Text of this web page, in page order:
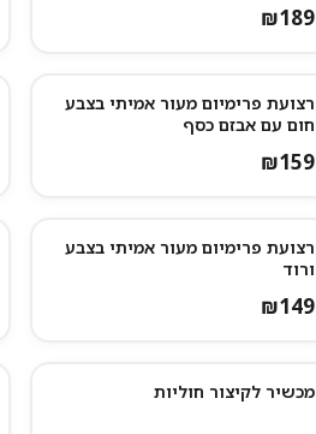
₪189
רצועת פרימיום מעור אמיתי בצבע
חום עם אבזם כסף
₪159
רצועת פרימיום מעור אמיתי בצבע
ורוד
₪149
מכשיר לקיצור חוליות